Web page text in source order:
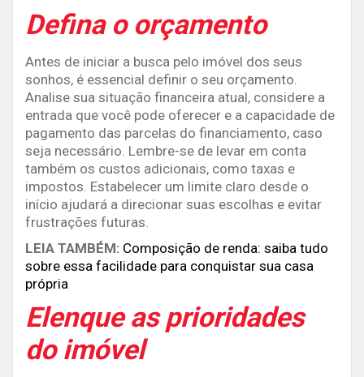
Defina o orçamento
Antes de iniciar a busca pelo imóvel dos seus
sonhos, é essencial definir o seu orçamento.
Analise sua situação financeira atual, considere a
entrada que você pode oferecer e a capacidade de
pagamento das parcelas do financiamento, caso
seja necessário. Lembre-se de levar em conta
também os custos adicionais, como taxas e
impostos. Estabelecer um limite claro desde o
início ajudará a direcionar suas escolhas e evitar
frustrações futuras.
LEIA TAMBÉM: Composição de renda: saiba tudo
sobre essa facilidade para conquistar sua casa
própria
Elenque as prioridades
do imóvel